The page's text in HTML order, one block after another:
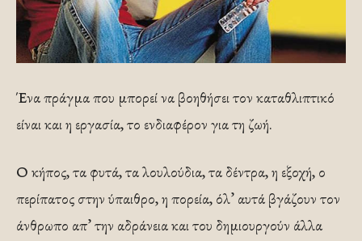
Ένα πράγμα που μπορεί να βοηθήσει τον καταθλιπτικό
είναι και η εργασία, το ενδιαφέρον για τη ζωή.
Ο κήπος, τα φυτά, τα λουλούδια, τα δέντρα, η εξοχή, ο
περίπατος στην ύπαιθρο, η πορεία, όλ’ αυτά βγάζουν τον
άνθρωπο απ’ την αδράνεια και του δημιουργούν άλλα